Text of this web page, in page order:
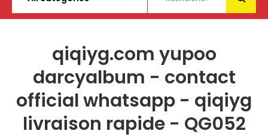
qiqiyg.com yupoo
darcyalbum - contact
official whatsapp - qiqiyg
livraison rapide - QG052